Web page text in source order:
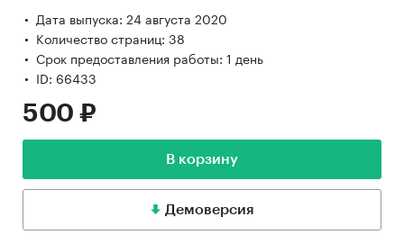
Дата выпуска: 24 августа 2020
Количество страниц: 38
Срок предоставления работы: 1 день
ID: 66433
500 ₽
В корзину
Демоверсия